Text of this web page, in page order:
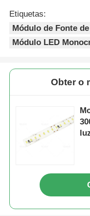
Etiquetas:
Módulo de Fonte
Módulo LED
Obter o